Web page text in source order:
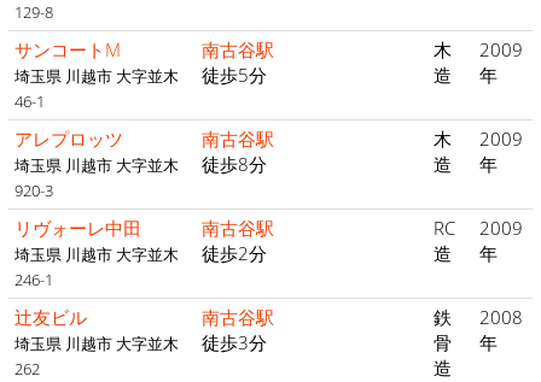
129-8
サンコートM
埼玉県 川越市 大字並木
46-1
南古谷駅
徒歩5分
木
造
2009
年
アレプロッツ
埼玉県 川越市 大字並木
920-3
南古谷駅
徒歩8分
木
造
2009
年
リヴォーレ中田
埼玉県 川越市 大字並木
246-1
南古谷駅
徒歩2分
RC
造
2009
年
辻友ビル
埼玉県 川越市 大字並木
262
南古谷駅
徒歩3分
鉄
骨
造
2008
年